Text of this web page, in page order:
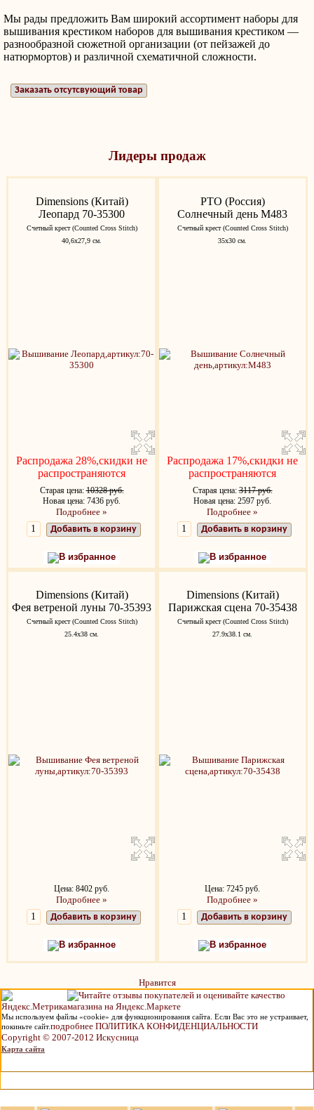
Мы рады предложить Вам широкий ассортимент наборы для
вышивания крестиком наборов для вышивания крестиком —
разнообразной сюжетной организации (от пейзажей до
натюрмортов) и различной схематичной сложности.
Заказать отсутсвующий товар
Лидеры продаж
Dimensions (Китай)
Леопард 70-35300
Счетный крест (Counted Cross Stitch)
40,6х27,9 см.
Распродажа 28%,скидки не
распространяются
Старая цена:10328 руб.
Новая цена: 7436 руб.
Подробнее »
Добавить в корзину
В избранное
РТО (Россия)
Солнечный день M483
Счетный крест (Counted Cross Stitch)
35x30 см.
Распродажа 17%,скидки не
распространяются
Старая цена:3117 руб.
Новая цена: 2597 руб.
Подробнее »
Добавить в корзину
В избранное
Dimensions (Китай)
Фея ветреной луны 70-35393
Счетный крест (Counted Cross Stitch)
25.4х38 см.
Цена: 8402 руб.
Подробнее »
Добавить в корзину
В избранное
Dimensions (Китай)
Парижская сцена 70-35438
Счетный крест (Counted Cross Stitch)
27.9х38.1 см.
Цена: 7245 руб.
Подробнее »
Добавить в корзину
В избранное
Нравится
Мы используем файлы «cookie» для функционирования сайта. Если Вас это не устраивает,
покиньте сайт.подробнее ПОЛИТИКА КОНФИДЕНЦИАЛЬНОСТИ
Copyright © 2007-2012 Искусница
Карта сайта